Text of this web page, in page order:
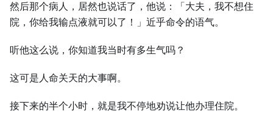
然后那个病人，居然也说话了，他说：「大夫，我不想住
院，你给我输点液就可以了！」近乎命令的语气。
听他这么说，你知道我当时有多生气吗？
这可是人命关天的大事啊。
接下来的半个小时，就是我不停地劝说让他办理住院。